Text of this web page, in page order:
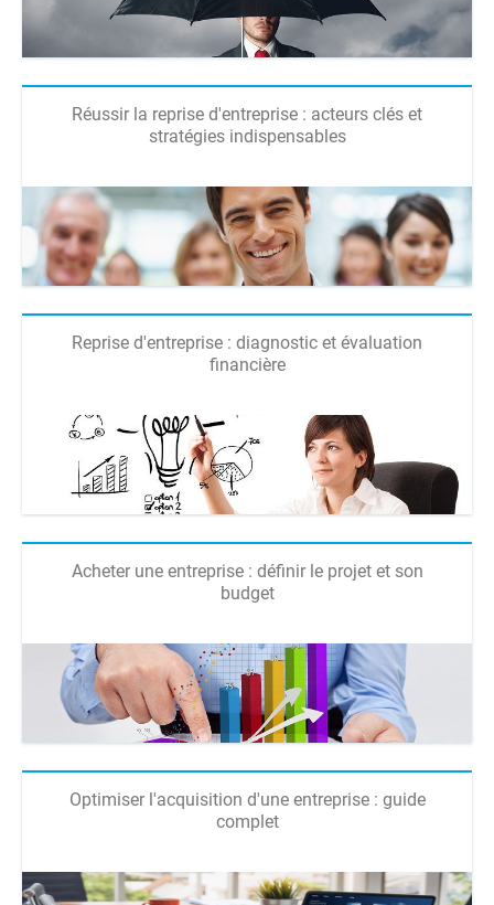
Réussir la reprise d'entreprise : acteurs clés et
stratégies indispensables
Reprise d'entreprise : diagnostic et évaluation
financière
Acheter une entreprise : définir le projet et son
budget
Optimiser l'acquisition d'une entreprise : guide
complet